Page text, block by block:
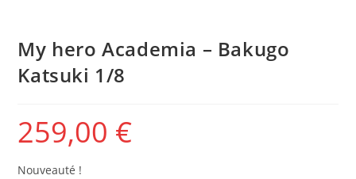
My hero Academia – Bakugo
Katsuki 1/8
259,00 €
Nouveauté !